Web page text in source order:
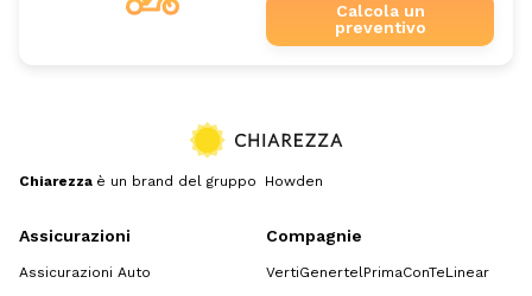
Calcola un
preventivo
Chiarezza è un brand del gruppo Howden
Assicurazioni
Assicurazioni Auto
Compagnie
VertiGenertelPrimaConTeLinear